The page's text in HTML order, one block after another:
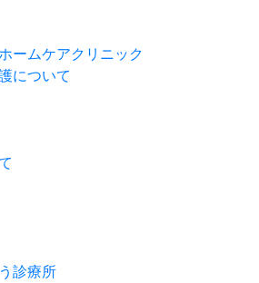
ームケアクリニック
について
診療所